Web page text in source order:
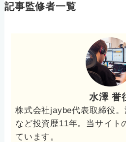
記事監修者一覧
水澤 誉
株式会社jaybe代表取締役
など投資歴11年。当サイト
ています。